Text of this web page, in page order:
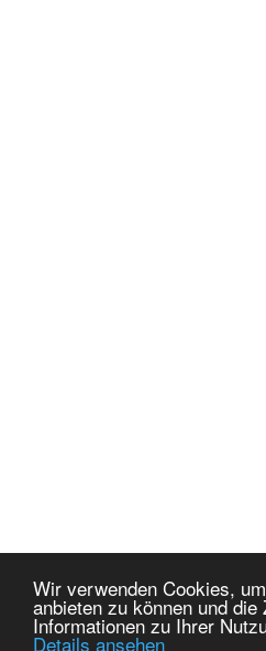
Wir verwenden Cookies,
anbieten zu können und
Informationen zu Ihrer
Details ansehen